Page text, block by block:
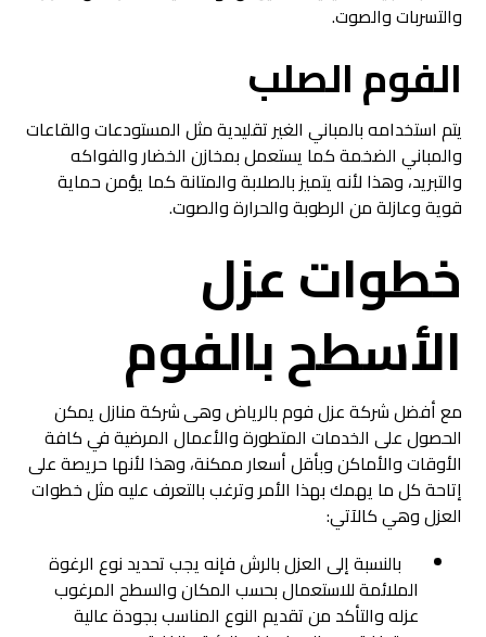
والتسربات والصوت.
الفوم الصلب
يتم استخدامه بالمباني الغير تقليدية مثل المستودعات والقاعات
والمباني الضخمة كما يستعمل بمخازن الخضار والفواكه
والتبريد، وهذا لأنه يتميز بالصلابة والمتانة كما يؤمن حماية
قوية وعازلة من الرطوبة والحرارة والصوت.
خطوات عزل
الأسطح بالفوم
معأفضل شركة عزل فوم بالرياضوهىشركة منازليمكن
الحصول على الخدمات المتطورة والأعمال المرضية في كافة
الأوقات والأماكن وبأقل أسعار ممكنة، وهذا لأنها حريصة على
إتاحة كل ما يهمك بهذا الأمر وترغب بالتعرف عليه مثل خطوات
العزل وهي كالآتي:
بالنسبة إلى العزل بالرش فإنه يجب تحديد نوع الرغوة
الملائمة للاستعمال بحسب المكان والسطح المرغوب
عزله والتأكد من تقديم النوع المناسب بجودة عالية